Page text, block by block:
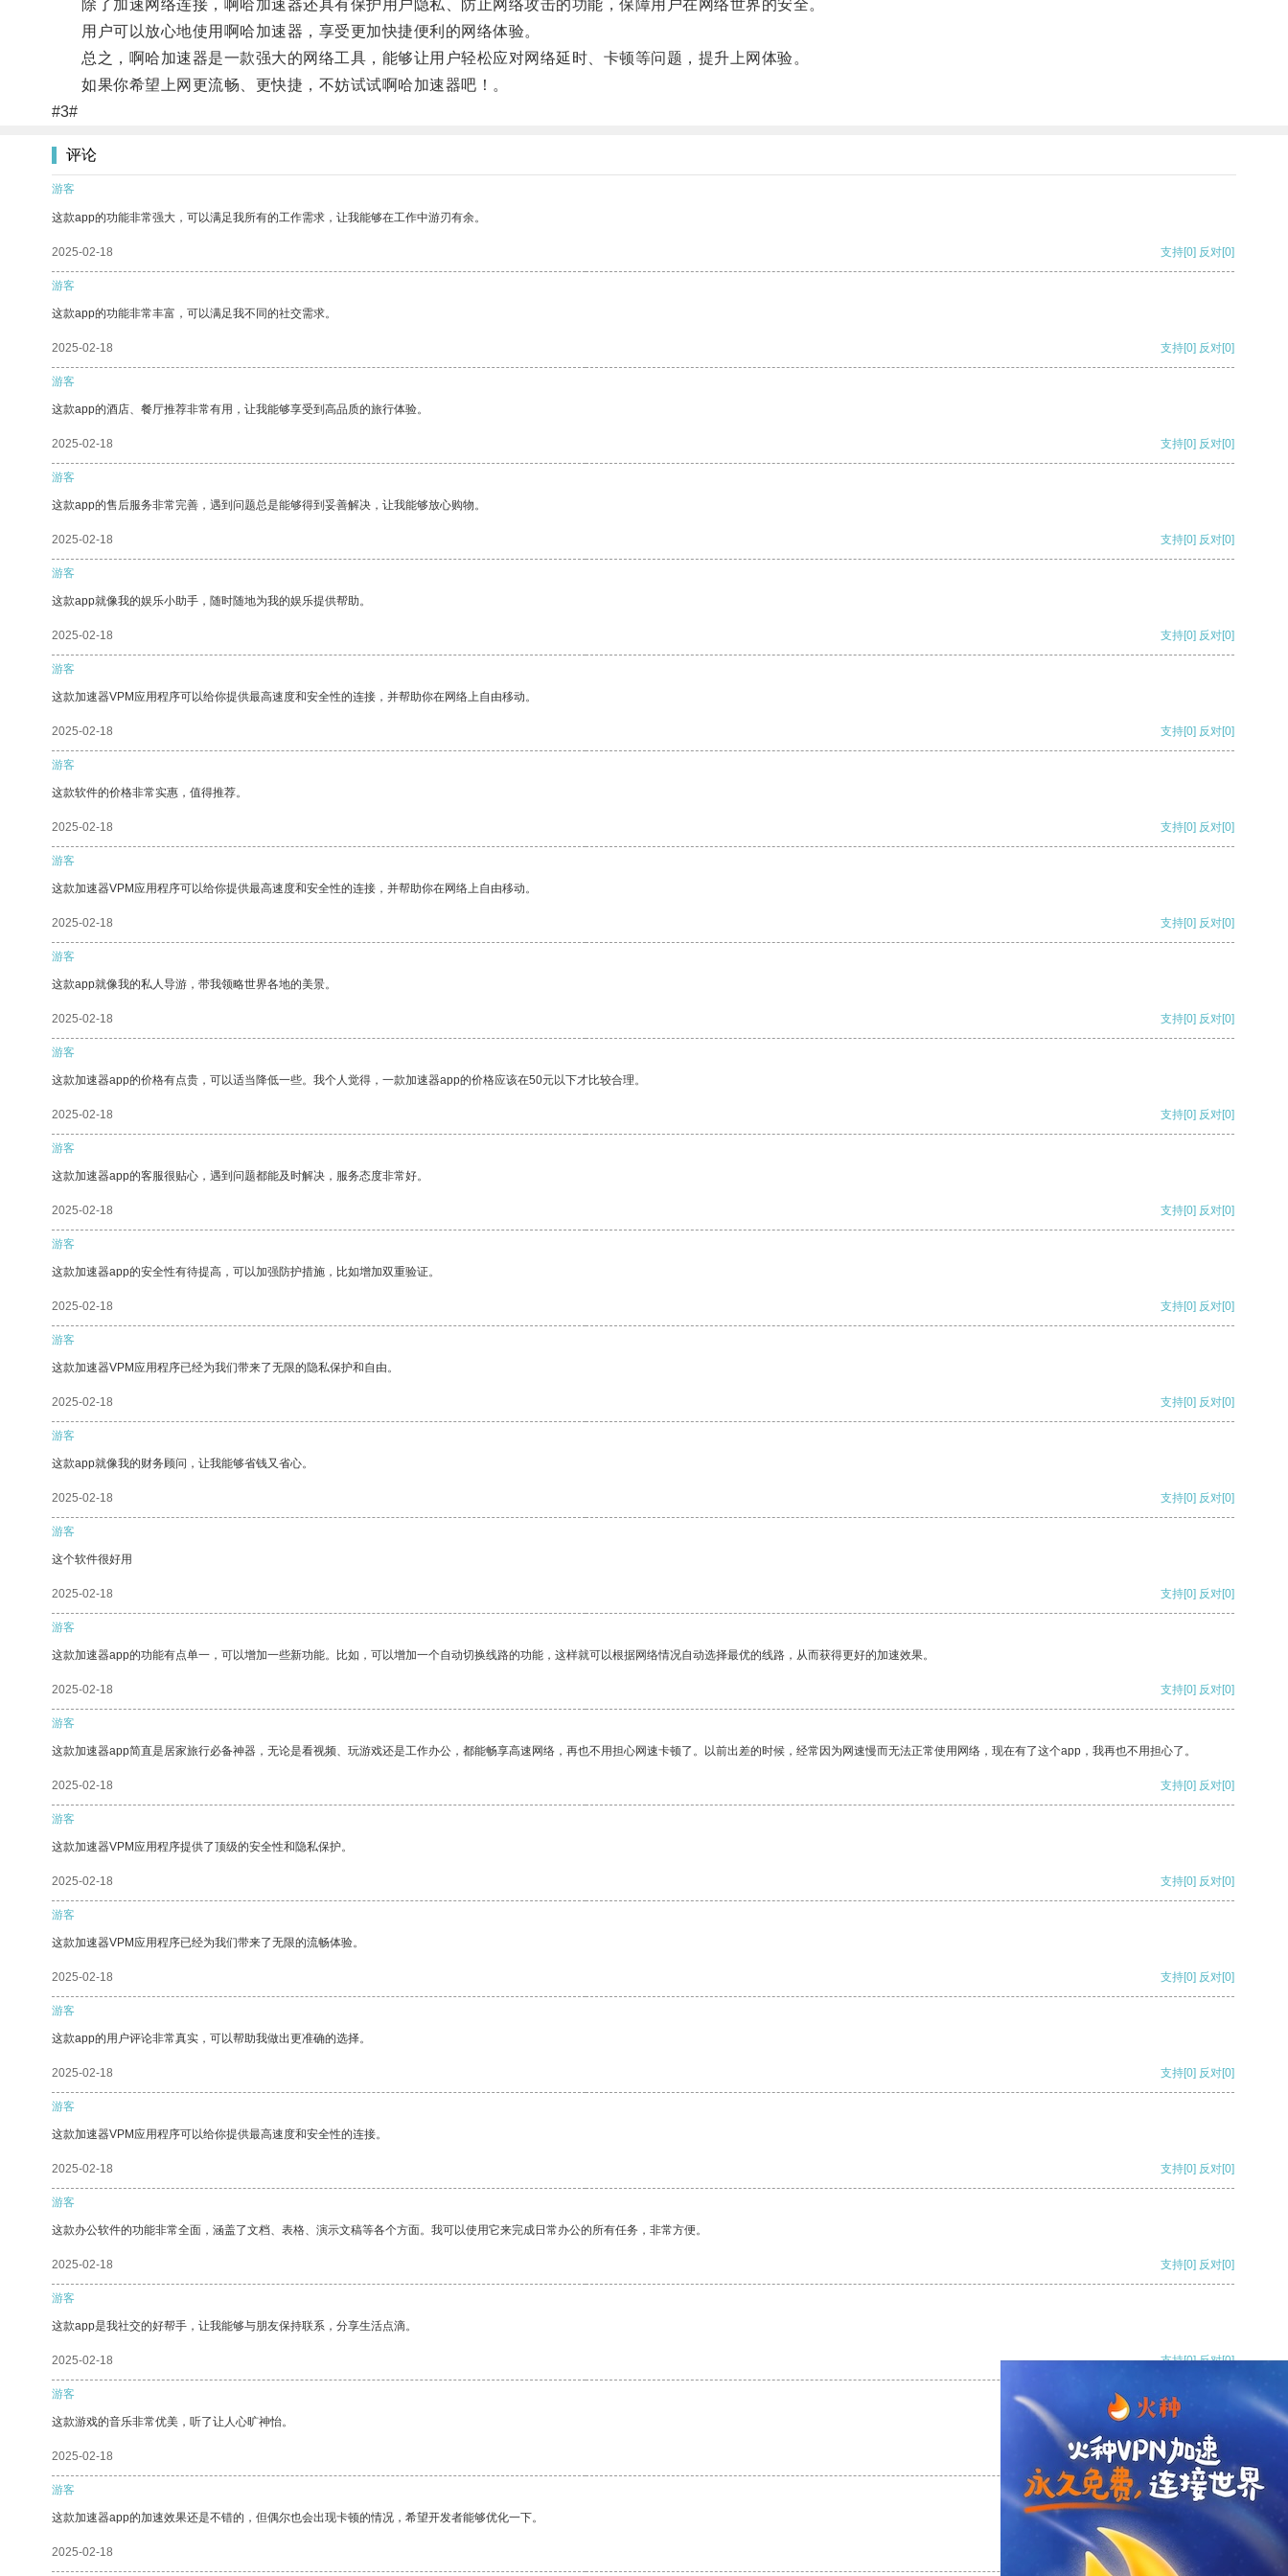
除了加速网络连接，啊哈加速器还具有保护用户隐私、防止网络攻击的功能，保障用户在网络世界的安全。
用户可以放心地使用啊哈加速器，享受更加快捷便利的网络体验。
总之，啊哈加速器是一款强大的网络工具，能够让用户轻松应对网络延时、卡顿等问题，提升上网体验。
如果你希望上网更流畅、更快捷，不妨试试啊哈加速器吧！。
#3#
评论
游客
这款app的功能非常强大，可以满足我所有的工作需求，让我能够在工作中游刃有余。
2025-02-18 支持[0] 反对[0]
游客
这款app的功能非常丰富，可以满足我不同的社交需求。
2025-02-18 支持[0] 反对[0]
游客
这款app的酒店、餐厅推荐非常有用，让我能够享受到高品质的旅行体验。
2025-02-18 支持[0] 反对[0]
游客
这款app的售后服务非常完善，遇到问题总是能够得到妥善解决，让我能够放心购物。
2025-02-18 支持[0] 反对[0]
游客
这款app就像我的娱乐小助手，随时随地为我的娱乐提供帮助。
2025-02-18 支持[0] 反对[0]
游客
这款加速器VPM应用程序可以给你提供最高速度和安全性的连接，并帮助你在网络上自由移动。
2025-02-18 支持[0] 反对[0]
游客
这款软件的价格非常实惠，值得推荐。
2025-02-18 支持[0] 反对[0]
游客
这款加速器VPM应用程序可以给你提供最高速度和安全性的连接，并帮助你在网络上自由移动。
2025-02-18 支持[0] 反对[0]
游客
这款app就像我的私人导游，带我领略世界各地的美景。
2025-02-18 支持[0] 反对[0]
游客
这款加速器app的价格有点贵，可以适当降低一些。我个人觉得，一款加速器app的价格应该在50元以下才比较合理。
2025-02-18 支持[0] 反对[0]
游客
这款加速器app的客服很贴心，遇到问题都能及时解决，服务态度非常好。
2025-02-18 支持[0] 反对[0]
游客
这款加速器app的安全性有待提高，可以加强防护措施，比如增加双重验证。
2025-02-18 支持[0] 反对[0]
游客
这款加速器VPM应用程序已经为我们带来了无限的隐私保护和自由。
2025-02-18 支持[0] 反对[0]
游客
这款app就像我的财务顾问，让我能够省钱又省心。
2025-02-18 支持[0] 反对[0]
游客
这个软件很好用
2025-02-18 支持[0] 反对[0]
游客
这款加速器app的功能有点单一，可以增加一些新功能。比如，可以增加一个自动切换线路的功能，这样就可以根据网络情况自动选择最优的线路，从而获得更好的加速效果。
2025-02-18 支持[0] 反对[0]
游客
这款加速器app简直是居家旅行必备神器，无论是看视频、玩游戏还是工作办公，都能畅享高速网络，再也不用担心网速卡顿了。以前出差的时候，经常因为网速慢而无法正常使用网络，现在有了这个app，我再也不用担心了。
2025-02-18 支持[0] 反对[0]
游客
这款加速器VPM应用程序提供了顶级的安全性和隐私保护。
2025-02-18 支持[0] 反对[0]
游客
这款加速器VPM应用程序已经为我们带来了无限的流畅体验。
2025-02-18 支持[0] 反对[0]
游客
这款app的用户评论非常真实，可以帮助我做出更准确的选择。
2025-02-18 支持[0] 反对[0]
游客
这款加速器VPM应用程序可以给你提供最高速度和安全性的连接。
2025-02-18 支持[0] 反对[0]
游客
这款办公软件的功能非常全面，涵盖了文档、表格、演示文稿等各个方面。我可以使用它来完成日常办公的所有任务，非常方便。
2025-02-18 支持[0] 反对[0]
游客
这款app是我社交的好帮手，让我能够与朋友保持联系，分享生活点滴。
2025-02-18 支持[0] 反对[0]
游客
这款游戏的音乐非常优美，听了让人心旷神怡。
2025-02-18 支持[0] 反对
游客
这款加速器app的加速效果还是不错的，但偶尔也会出现卡顿的情况，希望开发者能够优化一下。
2025-02-18 支持